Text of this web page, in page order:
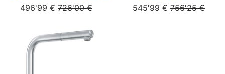
496'99 € 726'00 € 545'99 € 756'25 €